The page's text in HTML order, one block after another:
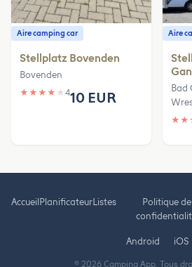
Aire camping car
Stellplatz Bovenden
Bovenden
★ ★ ★ ★ ★ 410 EUR
Aire
Bad
★ ★
Accueil PlanificateurListes
Politique de
Android iOS
© 2026 Camping App. Tous